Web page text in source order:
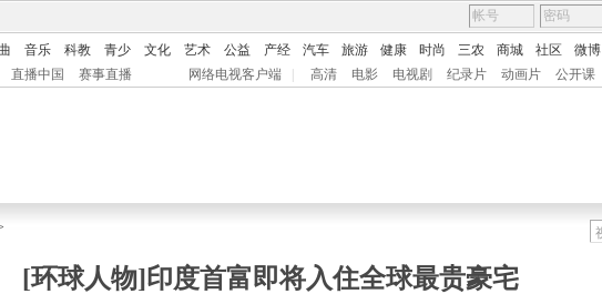
音乐 科教 青少 文化 艺术 公益 产经 汽车 旅游 健康 时尚 三农 商城 社区 微博
直播中国 赛事直播 网络电视客户端 高清 电影 电视剧 纪录片 动画片 公开课
[环球人物]印度首富即将入住全球最贵豪宅